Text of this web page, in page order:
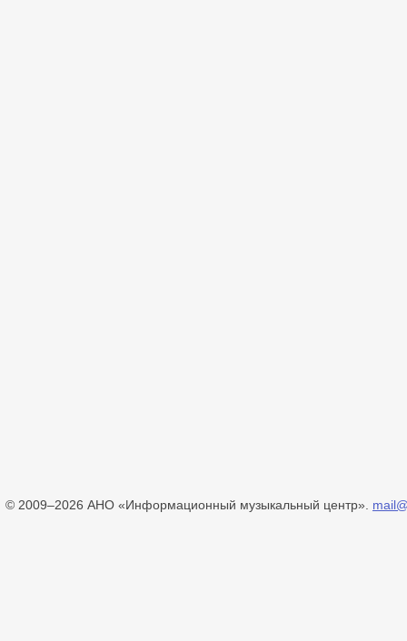
© 2009–2026 АНО «Информационный музыкальный центр».